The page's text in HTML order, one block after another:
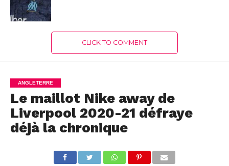
CLICK TO COMMENT
ANGLETERRE
Le maillot Nike away de
Liverpool 2020-21 défraye
déjà la chronique